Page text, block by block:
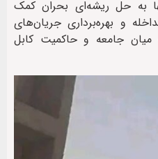
به حل ریشه‌ای بحران کمک
و بهره‌برداری جریان‌های
جامعه و حاکمیت کابل